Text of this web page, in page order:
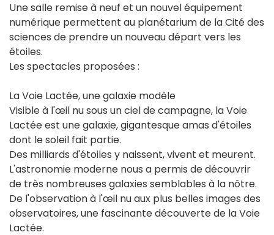
Une salle remise à neuf et un nouvel équipement
numérique permettent au planétarium de la Cité des
sciences de prendre un nouveau départ vers les
étoiles.
Les spectacles proposées :
La Voie Lactée, une galaxie modèle
Visible à l'œil nu sous un ciel de campagne, la Voie
Lactée est une galaxie, gigantesque amas d'étoiles
dont le soleil fait partie.
Des milliards d'étoiles y naissent, vivent et meurent.
L'astronomie moderne nous a permis de découvrir
de très nombreuses galaxies semblables à la nôtre.
De l'observation à l'œil nu aux plus belles images des
observatoires, une fascinante découverte de la Voie
Lactée.